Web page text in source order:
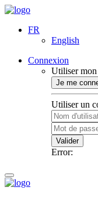
FR
English
Connexion
Utiliser
Je me
Utiliser un
Valider
Error: